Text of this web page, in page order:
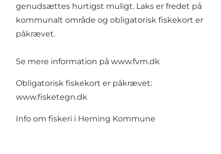
genudsættes hurtigst muligt. Laks er fredet på
kommunalt område og obligatorisk fiskekort er
påkrævet.
Se mere information på www.fvm.dk
Obligatorisk fiskekort er påkrævet:
www.fisketegn.dk
Info om fiskeri i Herning Kommune